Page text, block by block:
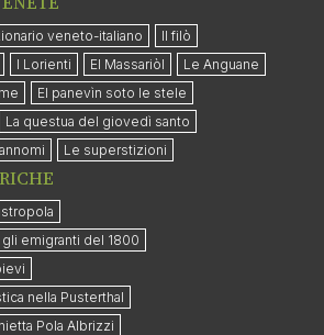
veneto-italiano
Il filò
I Lorienti El Massariòl
Le Anguane
El panevìn soto le stele
La questua del giovedì santo
Le superstizioni
emigranti del 1800
nella Pusterthal
Pola Albrizzi